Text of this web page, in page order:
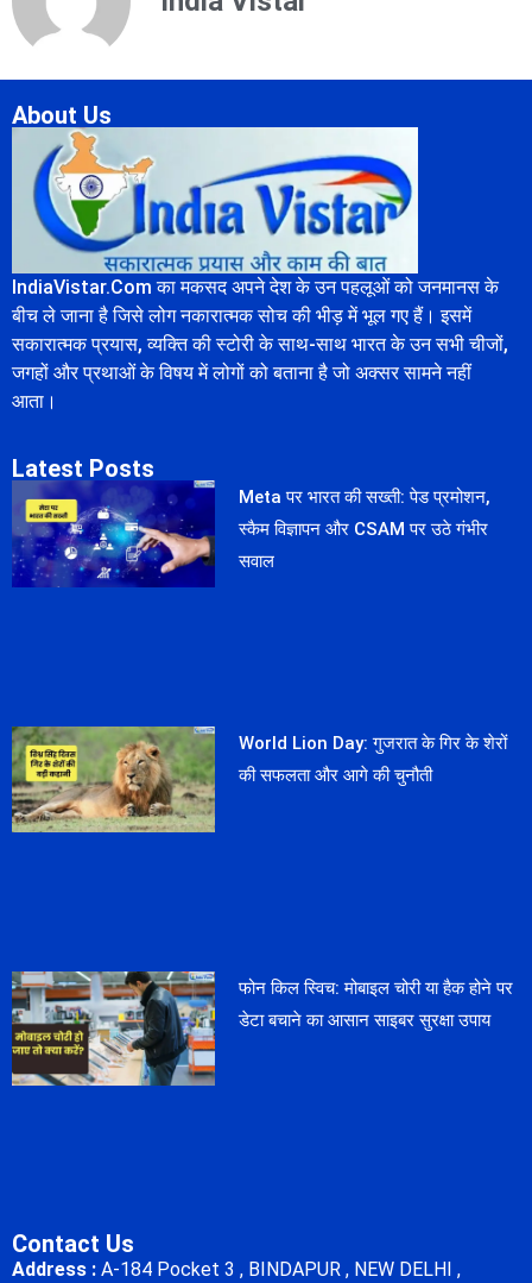
About Us
IndiaVistar.Com का मकसद अपने देश के उन पहलूओं को जनमानस के
बीच ले जाना है जिसे लोग नकारात्मक सोच की भीड़ में भूल गए हैं। इसमें
सकारात्मक प्रयास, व्यक्ति की स्टोरी के साथ-साथ भारत के उन सभी चीजों,
जगहों और प्रथाओं के विषय में लोगों को बताना है जो अक्सर सामने नहीं
आता।
Latest Posts
Meta पर भारत की सख्ती: पेड प्रमोशन,
स्कैम विज्ञापन और CSAM पर उठे गंभीर
सवाल
World Lion Day: गुजरात के गिर के शेरों
की सफलता और आगे की चुनौती
फोन किल स्विच: मोबाइल चोरी या हैक होने पर
डेटा बचाने का आसान साइबर सुरक्षा उपाय
Contact Us
Address : A-184 Pocket 3 , BINDAPUR , NEW DELHI ,